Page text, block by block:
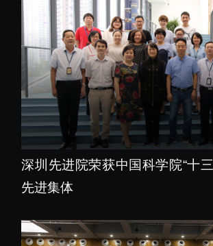
深圳先进院荣获中国科学院“十
先进集体